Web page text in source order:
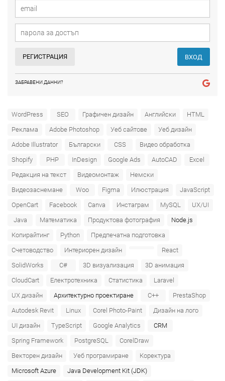
РЕГИСТРАЦИЯ ВХОД
ЗАБРАВЕНИ ДАННИ?
WordPress SEO Графичен дизайн Английски
HTML
Реклама
Adobe Photoshop Уеб сайтове
Уеб дизайн
Adobe Illustrator
Български CSS
Видео обработка
Shopify
PHP InDesign Google Ads AutoCAD
Excel
Редакция на текст
Видеомонтаж
Немски
Видеозаснемане
Woo Figma Илюстрация
JavaScript
OpenCart
Facebook Canva Инстаграм MySQL
UX/UI
Java
Математика Продуктова фотография
Node.js
Копирайтинг
Python
Предпечатна подготовка
Счетоводство
Интериорен дизайн
React
SolidWorks
C# 3D визуализация
3D анимация
CloudCart
Електротехника Статистика
Laravel
UX дизайн
Архитектурно проектиране C++
PrestaShop
Autodesk Revit
Linux Corel Photo-Paint
Дизайн на лого
UI дизайн
TypeScript Google Analytics
CRM
Spring Framework
PostgreSQL
CorelDraw
Векторен дизайн
Уеб програмиране
Коректура
Microsoft Azure‎
Java Development Kit (JDK)